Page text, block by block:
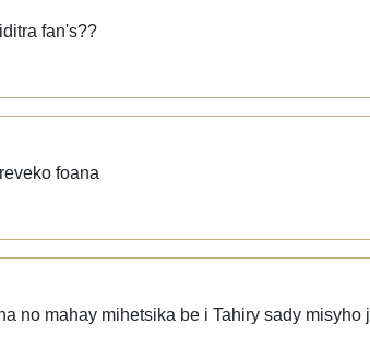
fan's??
foana
no mahay mihetsika be i Tahiry sady misyho